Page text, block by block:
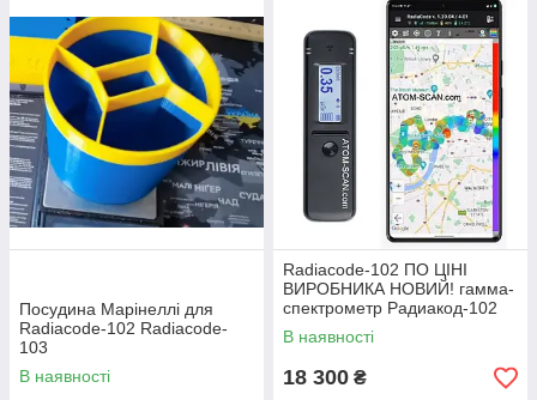
Посудина Марінеллі для
Radiacode-102 Radiacode-
103
В наявності
Radiacode-102 ПО ЦІНІ
ВИРОБНИКА НОВИЙ! гамма-
спектрометр Радиакод-102
дозиметр Радіакод-102
радіометр
В наявності
18 300 ₴